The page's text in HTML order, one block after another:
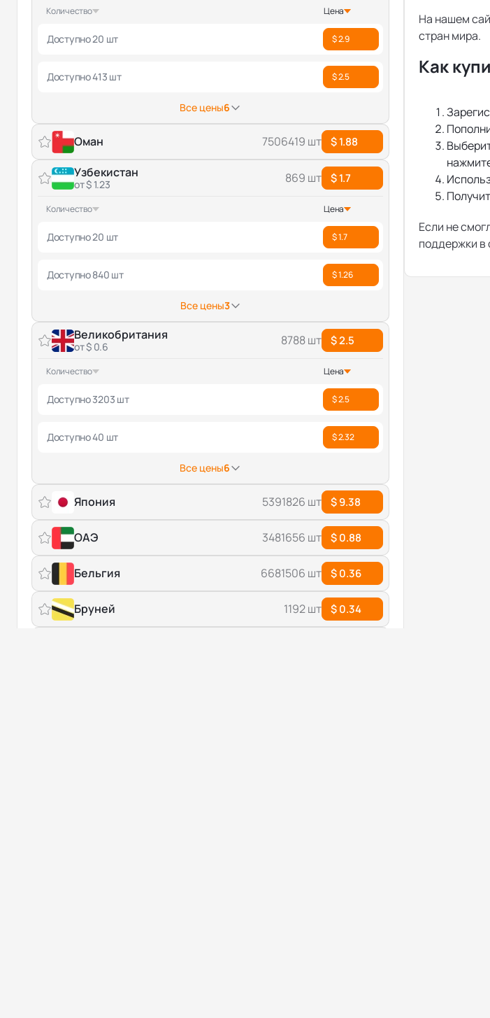
Количество Цена
Доступно 20 шт $ 2.9
Доступно 413 шт $ 2.5
Все цены6
Оман 7506419 шт $ 1.88
Узбекистан
от $ 1.23 869 шт $ 1.7
Количество Цена
Доступно 20 шт $ 1.7
Доступно 840 шт $ 1.26
Все цены3
Великобритания
от $ 0.6 8788 шт $ 2.5
Количество Цена
Доступно 3203 шт $ 2.5
Доступно 40 шт $ 2.32
Все цены6
Япония 5391826 шт $ 9.38
ОАЭ 3481656 шт $ 0.88
Бельгия 6681506 шт $ 0.36
Бруней 1192 шт $ 0.34
На нашем
стран мира.
Как
Если не
поддержки в